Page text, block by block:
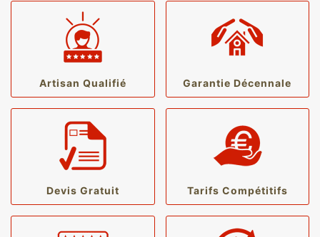
Artisan Qualifié Garantie Décennale
Devis Gratuit Tarifs Compétitifs